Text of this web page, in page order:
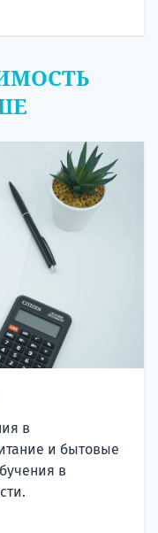
в
и бытовые
в